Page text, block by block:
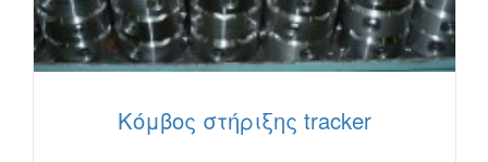
Κόμβος στήριξης tracker